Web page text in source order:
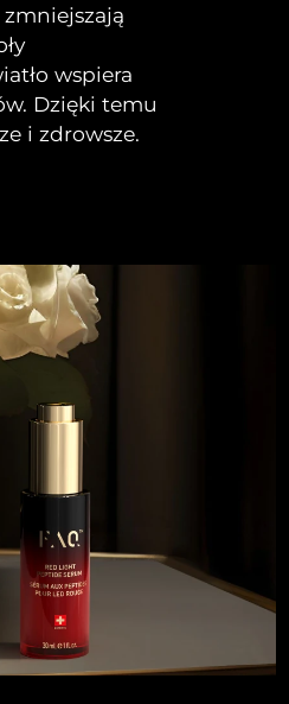
wspiera
Dzięki temu
i zdrowsze.